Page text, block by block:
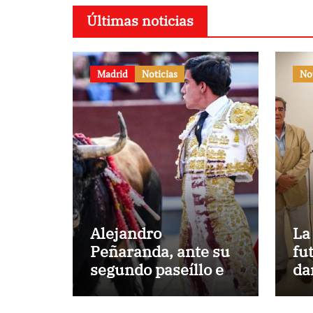
Últimas noticias
Madrid Noticias
Alejandro
Peñaranda, ante su
segundo paseíllo en
Las Ventas esta